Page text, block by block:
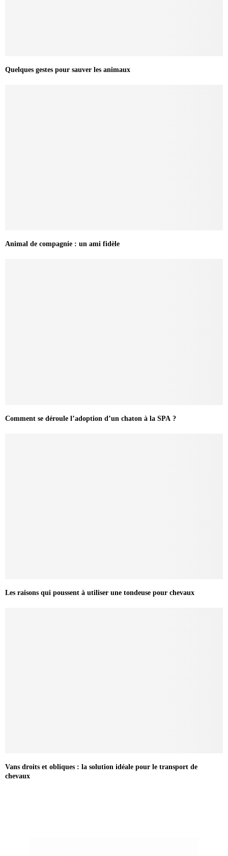
Quelques gestes pour sauver les animaux
Animal de compagnie : un ami fidèle
Comment se déroule l’adoption d’un chaton à la SPA ?
Les raisons qui poussent à utiliser une tondeuse pour chevaux
Vans droits et obliques : la solution idéale pour le transport de
chevaux